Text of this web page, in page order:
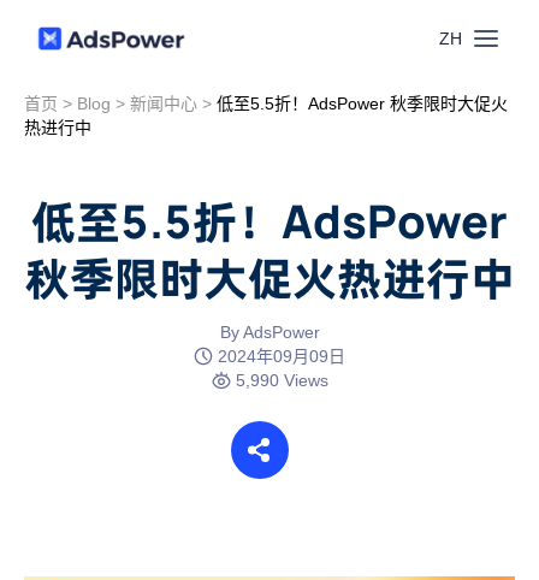
ZH
功能
窗口同步
联盟营销
资源
首页 > Blog > 新闻中心 > 低至5.5折！AdsPower 秋季限时大促火
热进行中
低至5.5折！AdsPower
秋季限时大促火热进行中
By AdsPower
2024年09月09日
5,990 Views